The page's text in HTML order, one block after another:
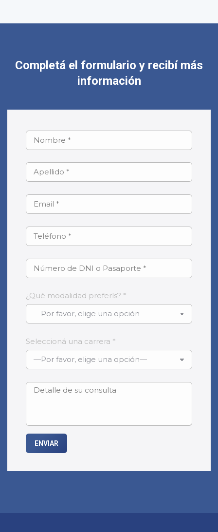
Completá el formulario y recibí más
información
¿Qué modalidad preferís? *
Seleccioná una carrera *